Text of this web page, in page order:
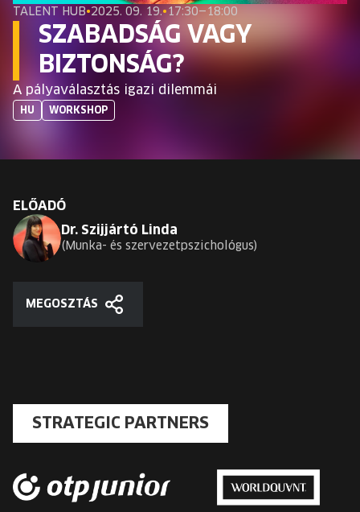
EURÓPA JÖVŐFESZTIVÁLJA
ELŐADÓK
INGYENES DIÁK- ÉS TANÁRREGISZTRÁCIÓ
EN
Change
TALENT HUB•2025. 09. 19.• 17:30—18:00
SZABADSÁG VAGY
BIZTONSÁG?
A pályaválasztás igazi dilemmái
HU WORKSHOP
ELŐADÓ
Dr. Szijjártó Linda
Munka- és szervezetpszichológus
MEGOSZTÁS
STRATEGIC PARTNERS